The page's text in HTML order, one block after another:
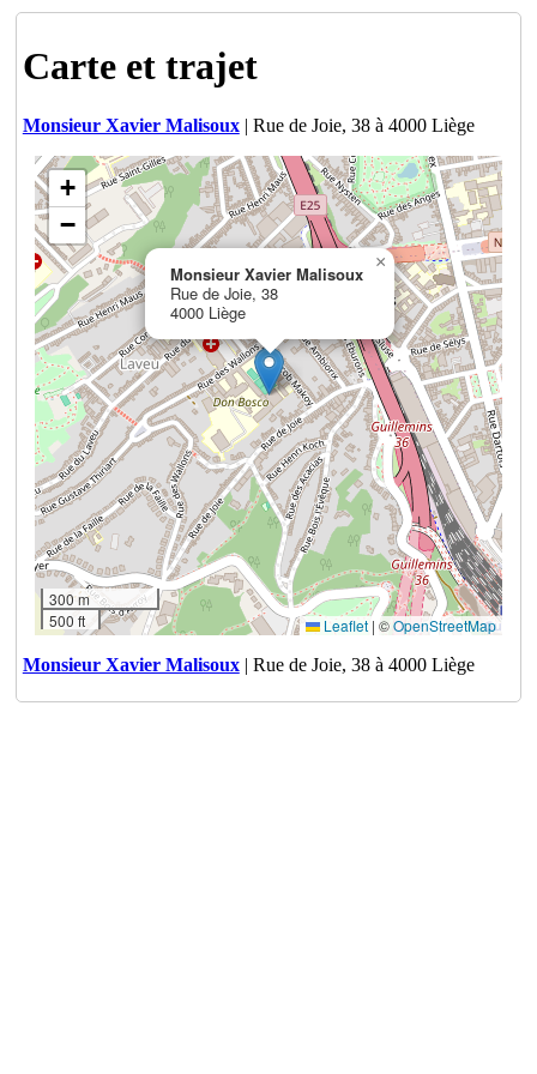
Carte et trajet
Monsieur Xavier Malisoux| Rue de Joie, 38 à 4000 Liège
Monsieur Xavier Malisoux
Rue de Joie, 38
4000 Liège
×
+
−
300 m
500 ft
Leaflet | ©OpenStreetMap
Monsieur Xavier Malisoux| Rue de Joie, 38 à 4000 Liège